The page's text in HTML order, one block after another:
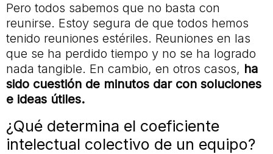
Pero todos sabemos que no basta con
reunirse. Estoy segura de que todos hemos
tenido reuniones estériles. Reuniones en las
que se ha perdido tiempo y no se ha logrado
nada tangible. En cambio, en otros casos, ha
sido cuestión de minutos dar con soluciones
e ideas útiles.
¿Qué determina el coeficiente
intelectual colectivo de un equipo?